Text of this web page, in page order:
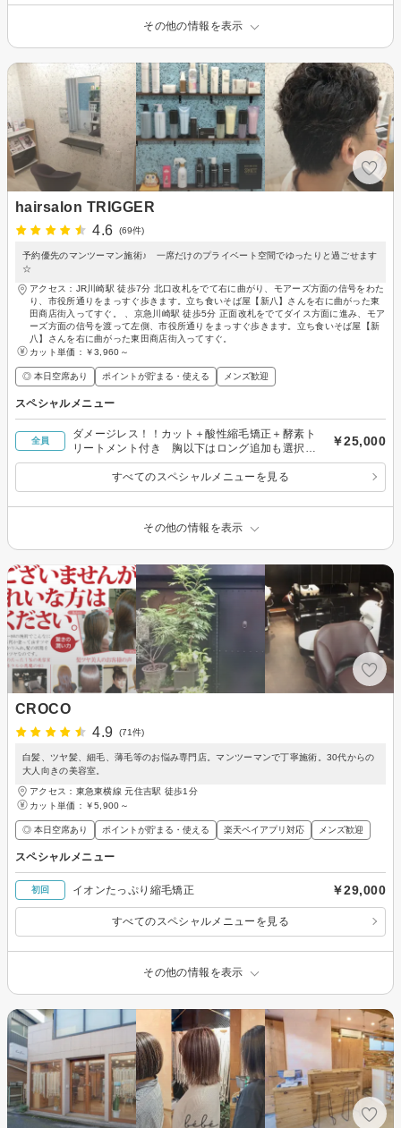
その他の情報を表示
hairsalon TRIGGER
4.6
(69件)
予約優先のマンツーマン施術♪ 一席だけのプライベート空間でゆったりと過ごせます
☆
アクセス：JR川崎駅 徒歩7分 北口改札をでて右に曲がり、モアーズ方面の信号をわた
り、市役所通りをまっすぐ歩きます。立ち食いそば屋【新八】さんを右に曲がった東
田商店街入ってすぐ。 、京急川崎駅 徒歩5分 正面改札をでてダイス方面に進み、モア
ーズ方面の信号を渡って左側、市役所通りをまっすぐ歩きます。立ち食いそば屋【新
八】さんを右に曲がった東田商店街入ってすぐ。
カット単価： ￥3,960～
◎ 本日空席あり ポイントが貯まる・使える メンズ歓迎
スペシャルメニュー
全員
ダメージレス！！カット＋酸性縮毛矯正＋酵素ト
リートメント付き 胸以下はロング追加も選択く
ださい
￥25,000
すべてのスペシャルメニューを見る
その他の情報を表示
CROCO
4.9
(71件)
白髪、ツヤ髪、細毛、薄毛等のお悩み専門店。マンツーマンで丁寧施術。30代からの
大人向きの美容室。
アクセス：東急東横線 元住吉駅 徒歩1分
カット単価： ￥5,900～
◎ 本日空席あり ポイントが貯まる・使える 楽天ペイアプリ対応 メンズ歓迎
スペシャルメニュー
初回 イオンたっぷり縮毛矯正 ￥29,000
すべてのスペシャルメニューを見る
その他の情報を表示